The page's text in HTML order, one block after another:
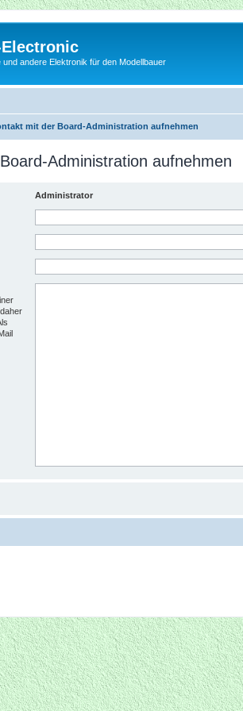
Electronic
und andere Elektronik für den Modellbauer
mit der Board-Administration aufnehmen
Administration aufnehmen
Administrator